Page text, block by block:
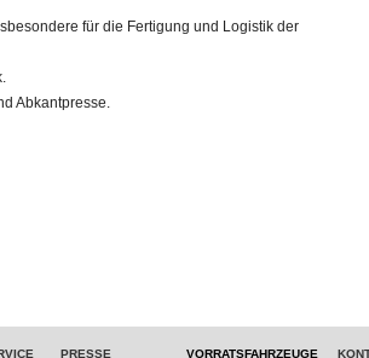
für die Fertigung und Logistik der
Abkantpresse.
PRESSE VORRATSFAHRZEUGE